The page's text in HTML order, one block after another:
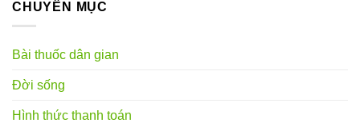
CHUYÊN MỤC
Bài thuốc dân gian
Đời sống
Hình thức thanh toán